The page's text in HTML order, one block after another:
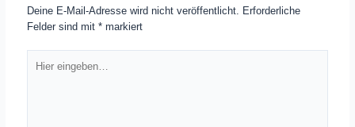
Deine E-Mail-Adresse wird nicht veröffentlicht. Erforderliche
Felder sind mit* markiert
eingeben…